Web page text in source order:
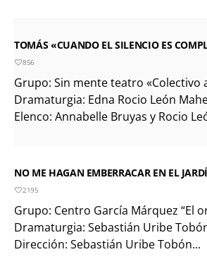
TOMÁS «CUANDO EL SILENCIO ES
856
Grupo: Sin mente teatro «Colectivo
Dramaturgia: Edna Rocio León
Elenco: Annabelle Bruyas y Rocio
NO ME HAGAN EMBERRACAR EN EL
2195
Grupo: Centro García Márquez “El
Dramaturgia: Sebastián Uribe
Dirección: Sebastián Uribe Tobón...